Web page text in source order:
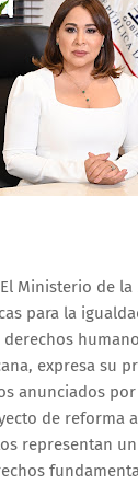
Ministerio de
para la
expresa su
anunciados
de reforma
representan